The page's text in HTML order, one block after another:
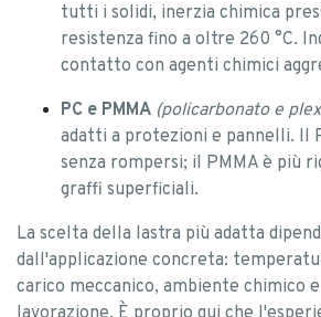
tutti i solidi, inerzia chimica
resistenza fino a oltre 260 °C.
contatto con agenti chimici
PC e PMMA (policarbonato e
adatti a protezioni e pannelli. Il
senza rompersi; il PMMA è più
graffi superficiali.
La scelta della lastra più adatta
dall'applicazione concreta:
carico meccanico, ambiente chimico